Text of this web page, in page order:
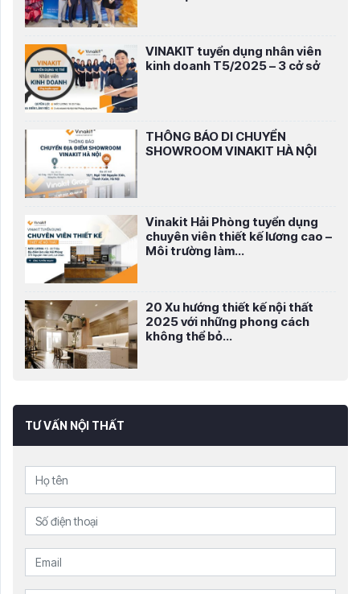
VINAKIT tuyển dụng nhân viên
kinh doanh T5/2025 – 3 cở sở
THÔNG BÁO DI CHUYỂN
SHOWROOM VINAKIT HÀ NỘI
Vinakit Hải Phòng tuyển dụng
chuyên viên thiết kế lương cao –
Môi trường làm...
20 Xu hướng thiết kế nội thất
2025 với những phong cách
không thể bỏ...
TƯ VẤN NỘI THẤT